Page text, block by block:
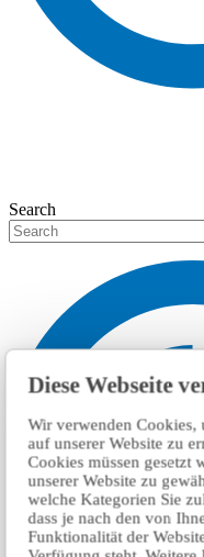
Diese Webseite
Wir verwenden Cookies,
auf unserer Website zu
Cookies müssen gesetzt
unserer Website zu
welche Kategorien Sie
dass je nach den von
Funktionalität der
Search